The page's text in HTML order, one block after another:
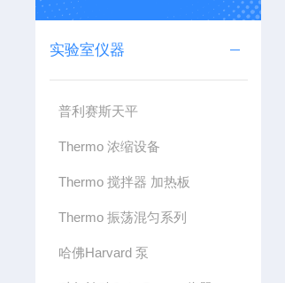
实验室仪器
普利赛斯天平
Thermo 浓缩设备
Thermo 搅拌器 加热板
Thermo 振荡混匀系列
哈佛Harvard 泵